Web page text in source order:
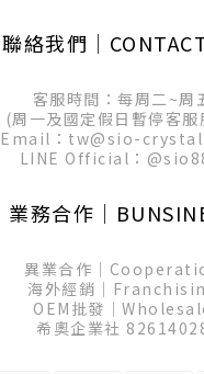
聯絡我們
客服時間：每周二~周
(周一及國定假日暫停客服
Email：tw@sio-
LINE Official：
業務合作
異業合作
海外經銷
OEM批發
希奧企業社